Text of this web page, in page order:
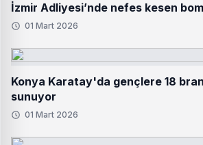
İzmir Adliyesi’nde nefes kesen
01 Mart 2026
Konya Karatay'da gençlere 18
sunuyor
01 Mart 2026